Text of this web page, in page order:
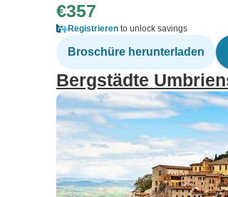
€357
Registrieren to unlock savings
Broschüre herunterladen
Bergstädte